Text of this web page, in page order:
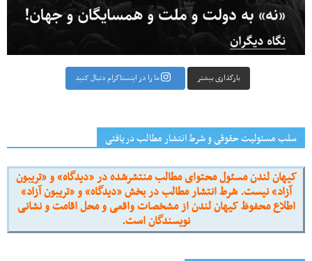
بارگذاری بیشتر ما را در اینستاگرام دنبال کنید
سلب مسئولیت حقوقی و شرط انتشار مطالب دریافتی
کیهان لندن مسئول محتوای مطالب منتشرشده در «دیدگاه» و «تریبون
آزاد» نیست. شرط انتشار مطالب در بخش «دیدگاه» و «تریبون آزاد»
اطلاع محفوظ کیهان لندن از مشخصات واقعی و محل اقامت و نشانی
نویسندگان است.